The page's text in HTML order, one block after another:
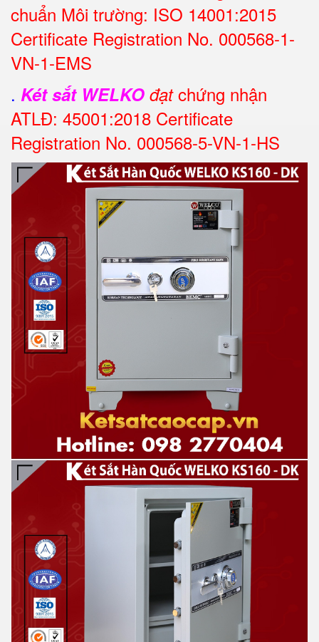
chuẩn Môi trường: ISO 14001:2015
Certificate Registration No. 000568-1-
VN-1-EMS
. Két sắt WELKO đạtchứng nhận
ATLĐ: 45001:2018 Certificate
Registration No. 000568-5-VN-1-HS